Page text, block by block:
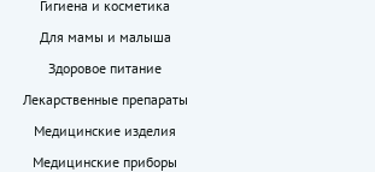
Гигиена и косметика
Для мамы и малыша
Здоровое питание
Лекарственные препараты
Медицинские изделия
Медицинские приборы